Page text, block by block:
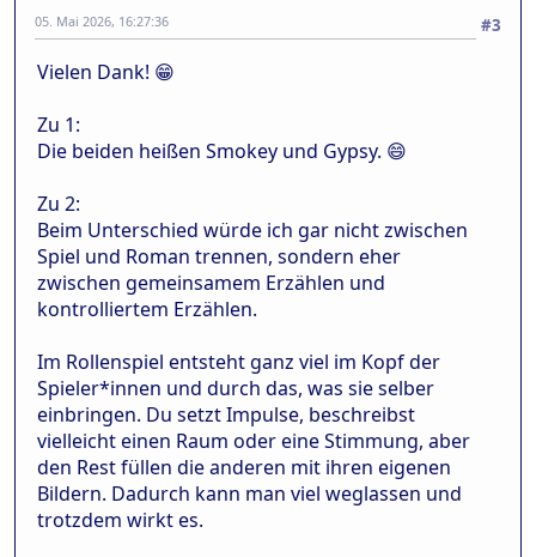
#3
05. Mai 2026, 16:27:36
Vielen Dank! 😁
Zu 1:
Die beiden heißen Smokey und Gypsy. 😄
Zu 2:
Beim Unterschied würde ich gar nicht zwischen
Spiel und Roman trennen, sondern eher
zwischen gemeinsamem Erzählen und
kontrolliertem Erzählen.
Im Rollenspiel entsteht ganz viel im Kopf der
Spieler*innen und durch das, was sie selber
einbringen. Du setzt Impulse, beschreibst
vielleicht einen Raum oder eine Stimmung, aber
den Rest füllen die anderen mit ihren eigenen
Bildern. Dadurch kann man viel weglassen und
trotzdem wirkt es.